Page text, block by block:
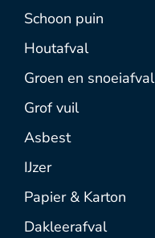
Schoon puin
Houtafval
Groen en snoeiafval
Grof vuil
Asbest
IJzer
Papier & Karton
Dakleerafval